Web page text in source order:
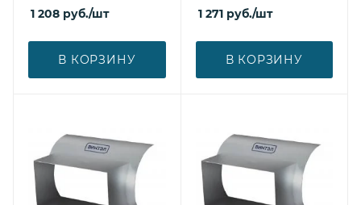
1 208 руб./шт
В КОРЗИНУ
1 271руб./шт
В КОРЗИНУ